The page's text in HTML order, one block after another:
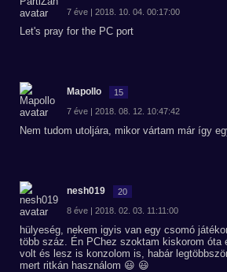
7 éve | 2018. 10. 04. 00:17:00
Let's pray for the PC port
Mapollo 15
7 éve | 2018. 08. 12. 10:47:42
Nem tudom utoljára, mikor vártam már így
nesh019 20
8 éve | 2018. 02. 03. 11:11:00
hülyeség, nekem igyis van egy csomó
több száz. Én PChez szoktam kiskorom óta
volt és lesz is konzolom is, habár
mert ritkán használom 😃 😃